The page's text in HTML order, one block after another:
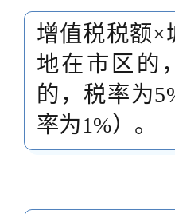
增值税税额×
地在市区的
的 ，税率为
率为1%）。